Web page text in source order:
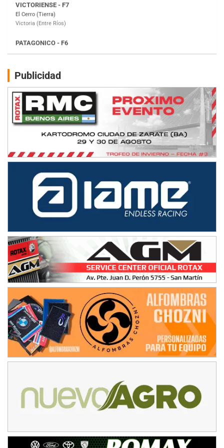
Moto Club Reginense (Tierra)
Gral. E. Godoy (Río Negro)
Juventud Unida (Tierra)
NORESTE SANTAFESINO - F6
Ciudad de Avellaneda (Asfalto)
Avellaneda (Santa Fe)
SUR SANTAFESINO - F4
José Samuel Sánchez (Tierra)
Rufino (Santa Fe)
Juan Navarro (Asfalto)
COBERTURA ESPECIAL DE E-KART.COM.AR
08/09-AGO
IAME SERIES ARGENTINA 6
Baradero (Buenos Aires)
KDO - F6
Ciudad de Trenque Lauquen (Asfalto)
Trenque Lauquen (Buenos Aires)
ENTRERRIANO - F6 (POSTERGADA)
Parque de la Velocidad (Asfalto)
Villaguay (Entre Ríos)
VICTORIENSE - F7
El Cerro (Tierra)
Victoria (Entre Ríos)
PATAGONICO - F6
CSK - F7
NORESTE SANTAFESINO - F6
Publicidad